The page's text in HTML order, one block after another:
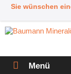
Sie wünschen
Menü